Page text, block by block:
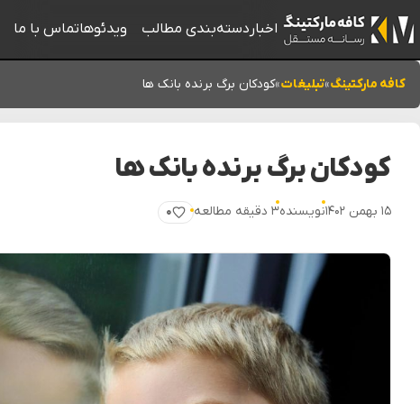
اخبار دسته‌بندی مطالب ویدئوهاتماس با ما
کافه مارکتینگ»تبلیغات»کودکان برگ برنده بانک ها
کودکان برگ برنده بانک ها
۱۵ بهمن ۱۴۰۲ نویسنده۳ دقیقه مطالعه ۰
پسندیدن